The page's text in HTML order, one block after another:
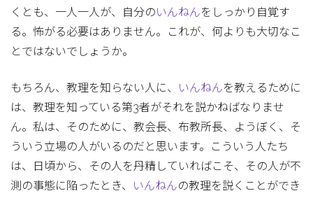
くとも、一人一人が、自分のいんねんをしっかり自覚す
る。怖がる必要はありません。これが、何よりも大切なこ
とではないでしょうか。
もちろん、教理を知らない人に、 いんねんを教えるために
は、教理を知っている第3者がそれを説かねばなりませ
ん。私は、そのために、教会長、布教所長、ようぼく、そ
ういう立場の人がいるのだと思います。こういう人たち
は、日頃から、その人を丹精していればこそ、その人が不
測の事態に陥ったとき、
いんねんの教理を説くことができ